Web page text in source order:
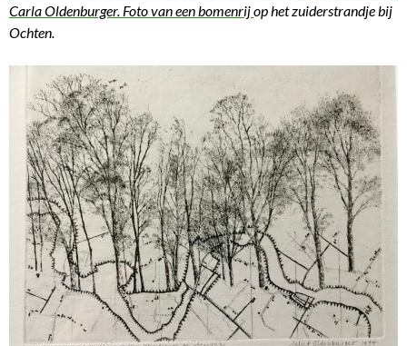
Carla Oldenburger. Foto van een bomenrijop het zuiderstrandje bij
Ochten.